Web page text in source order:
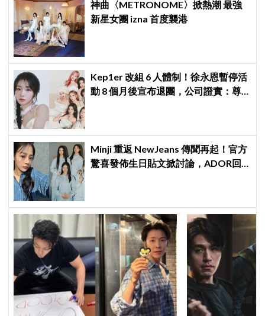
神曲〈METRONOME〉掀熱潮 最強
新星女團 izna 首度襲港
Kep1er 改組 6 人體制！徐永恩暫停活
動 8 個月後宣布退團，公司證實：尊
Minji 重返 NewJeans 傳聞再起！官方
驚喜發佈生日貼文掀討論，ADOR回